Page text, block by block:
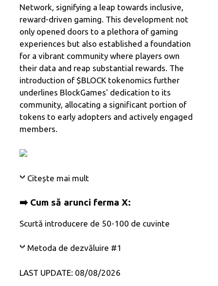
Network, signifying a leap towards inclusive,
reward-driven gaming. This development not
only opened doors to a plethora of gaming
experiences but also established a foundation
for a vibrant community where players own
their data and reap substantial rewards. The
introduction of $BLOCK tokenomics further
underlines BlockGames' dedication to its
community, allocating a significant portion of
tokens to early adopters and actively engaged
members.
Citește mai mult
➡️ Cum să arunci ferma X:
Scurtă introducere de 50-100 de cuvinte
Metoda de dezvăluire #1
LAST UPDATE: 08/08/2026